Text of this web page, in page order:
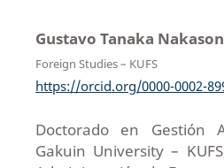
Gustavo Tanaka
Foreign Studies – KUFS
https://orcid.org/0000-0002-
Doctorado en Gestión
Gakuin University –